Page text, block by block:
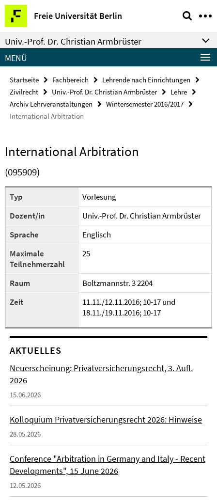
Springe
direkt
zu
Inhalt
Freie Universität Berlin
Service-
Navigation
Univ.-Prof. Dr. Christian Armbrüster
MENÜ
Startseite Fachbereich
Lehrende nach Einrichtungen
Zivilrecht
Univ.-Prof. Dr. Christian Armbrüster
Lehre
Archiv Lehrveranstaltungen
Wintersemester 2016/2017
International Arbitration
International Arbitration
(095909)
Typ
Vorlesung
Dozent/in
Univ.-Prof. Dr. Christian Armbrüster
Sprache
Englisch
Maximale
Teilnehmerzahl
25
Raum
Boltzmannstr. 3 2204
Zeit
11.11./12.11.2016; 10-17 und
18.11./19.11.2016; 10-17
AKTUELLES
Neuerscheinung: Privatversicherungsrecht, 3. Aufl.
2026
15.06.2026
Kolloquium Privatversicherungsrecht 2026: Hinweise
28.05.2026
Conference "Arbitration in Germany and Italy - Recent
Developments", 15 June 2026
12.05.2026